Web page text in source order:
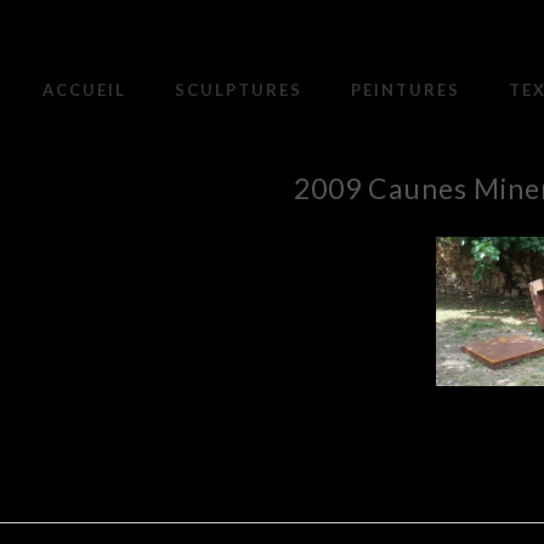
ACCUEIL SCULPTURES PEINTURES
2009 Caunes